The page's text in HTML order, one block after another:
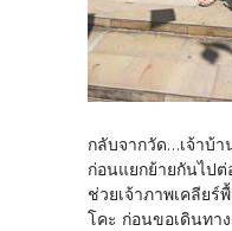
กลับจากวัด...เจ้าบ้
ก่อนแยกย้ายกันไป
ช่วยเจ้าภาพเคลียร์
โคะ ก่อนขอเดินทา